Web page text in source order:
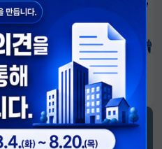
약, 모두의 1년
부 SNS 소식